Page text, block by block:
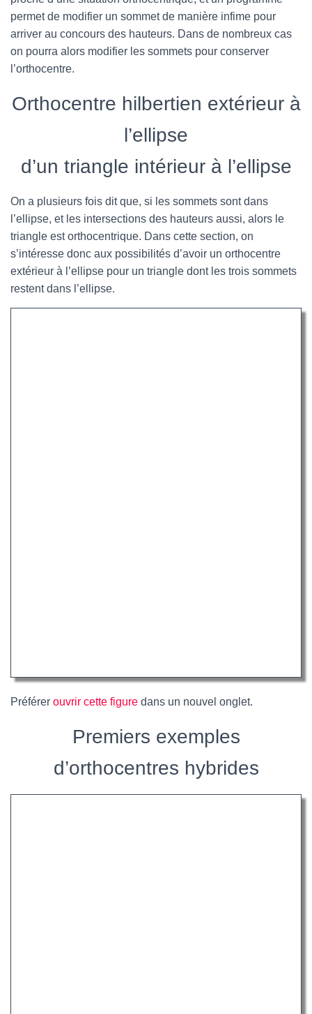
permet de modifier un sommet de manière infime pour
arriver au concours des hauteurs. Dans de nombreux cas
on pourra alors modifier les sommets pour conserver
l’orthocentre.
Orthocentre hilbertien extérieur à
l’ellipse
d’un triangle intérieur à l’ellipse
On a plusieurs fois dit que, si les sommets sont dans
l’ellipse, et les intersections des hauteurs aussi, alors le
triangle est orthocentrique. Dans cette section, on
s’intéresse donc aux possibilités d’avoir un orthocentre
extérieur à l’ellipse pour un triangle dont les trois sommets
restent dans l’ellipse.
Préférer ouvrir cette figure dans un nouvel onglet.
Premiers exemples
d’orthocentres hybrides